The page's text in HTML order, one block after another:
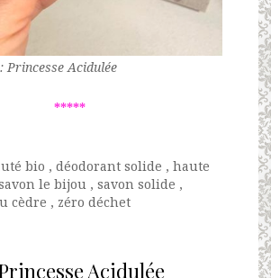
Princesse Acidulée
*****
bio , déodorant solide , haute
le bijou , savon solide ,
cèdre , zéro déchet
Acidulée